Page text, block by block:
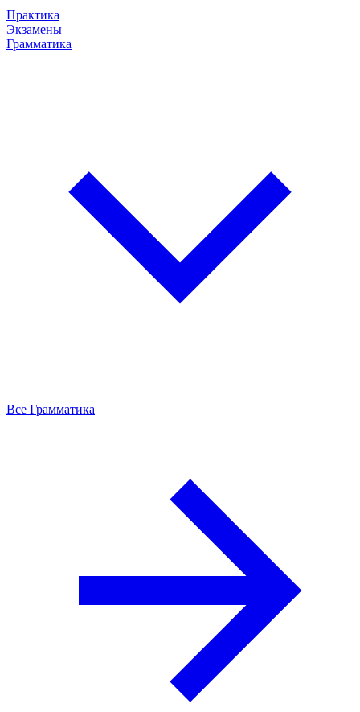
Практика
Экзамены
Грамматика
Все Грамматика